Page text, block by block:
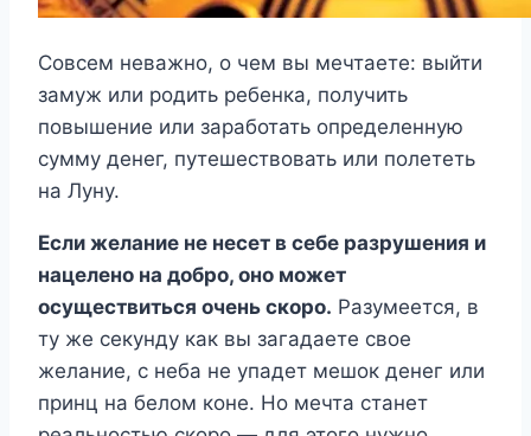
Совсем неважно, о чем вы мечтаете: выйти
замуж или родить ребенка, получить
повышение или заработать определенную
сумму денег, путешествовать или полететь
на Луну.
Если желание не несет в себе разрушения и
нацелено на добро, оно может
осуществиться очень скоро. Разумеется, в
ту же секунду как вы загадаете свое
желание, с неба не упадет мешок денег или
принц на белом коне. Но мечта станет